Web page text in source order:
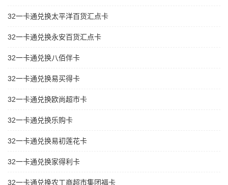
32一卡通兑换太平洋百货汇点卡
32一卡通兑换永安百货汇点卡
32一卡通兑换八佰伴卡
32一卡通兑换易买得卡
32一卡通兑换欧尚超市卡
32一卡通兑换乐购卡
32一卡通兑换易初莲花卡
32一卡通兑换家得利卡
32一卡通兑换农工商超市集团福卡